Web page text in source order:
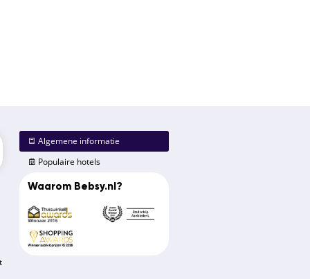
Algemene informatie
Populaire hotels
Waarom Bebsy.nl?